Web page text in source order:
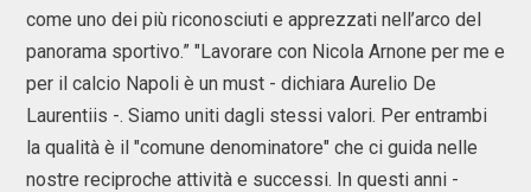
come uno dei più riconosciuti e apprezzati nell’arco del
panorama sportivo.” "Lavorare con Nicola Arnone per me e
per il calcio Napoli è un must - dichiara Aurelio De
Laurentiis -. Siamo uniti dagli stessi valori. Per entrambi
la qualità è il "comune denominatore" che ci guida nelle
nostre reciproche attività e successi. In questi anni -